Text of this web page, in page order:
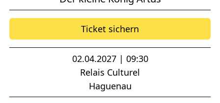
Ticket sichern
02.04.2027 | 09:30
Relais Culturel
Haguenau